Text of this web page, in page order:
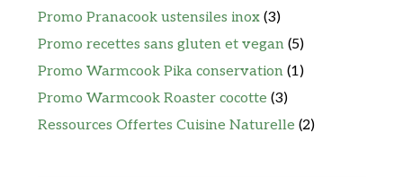
Promo Pranacook ustensiles inox (3)
Promo recettes sans gluten et vegan (5)
Promo Warmcook Pika conservation (1)
Promo Warmcook Roaster cocotte (3)
Ressources Offertes Cuisine Naturelle (2)